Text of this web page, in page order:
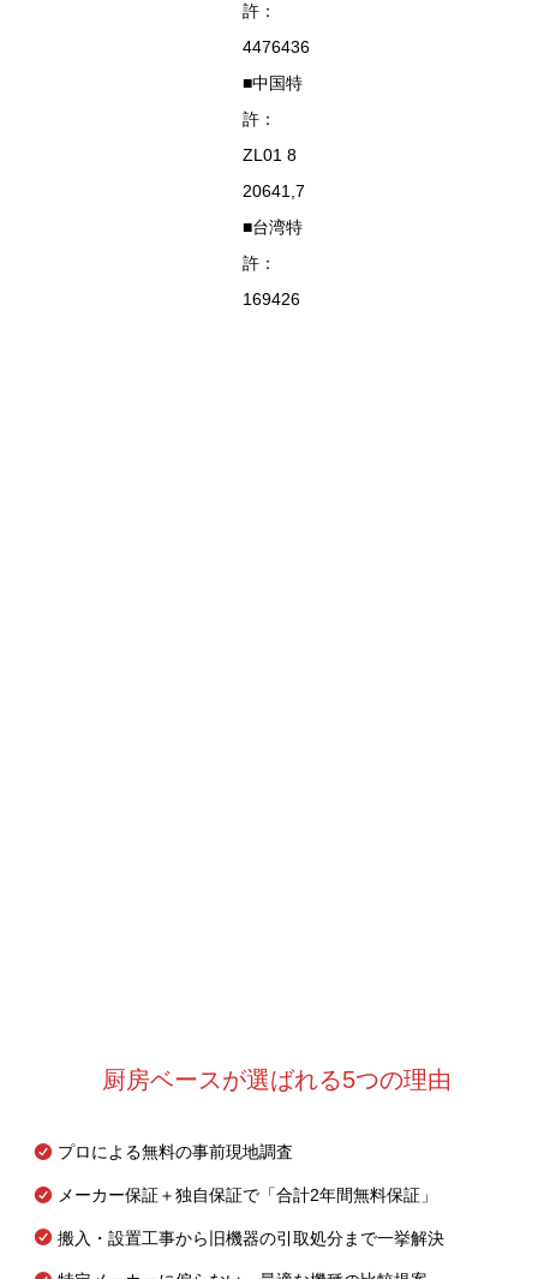
許：
4476436
■中国特
許：
ZL01 8
20641,7
■台湾特
許：
169426
厨房ベースが選ばれる5つの理由
プロによる無料の事前現地調査
メーカー保証＋独自保証で「合計2年間無料保証」
搬入・設置工事から旧機器の引取処分まで一挙解決